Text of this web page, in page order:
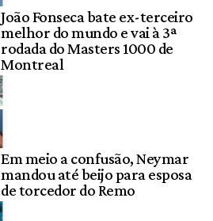
João Fonseca bate ex-terceiro
melhor do mundo e vai à 3ª
rodada do Masters 1000 de
Montreal
Em meio a confusão, Neymar
mandou até beijo para esposa
de torcedor do Remo